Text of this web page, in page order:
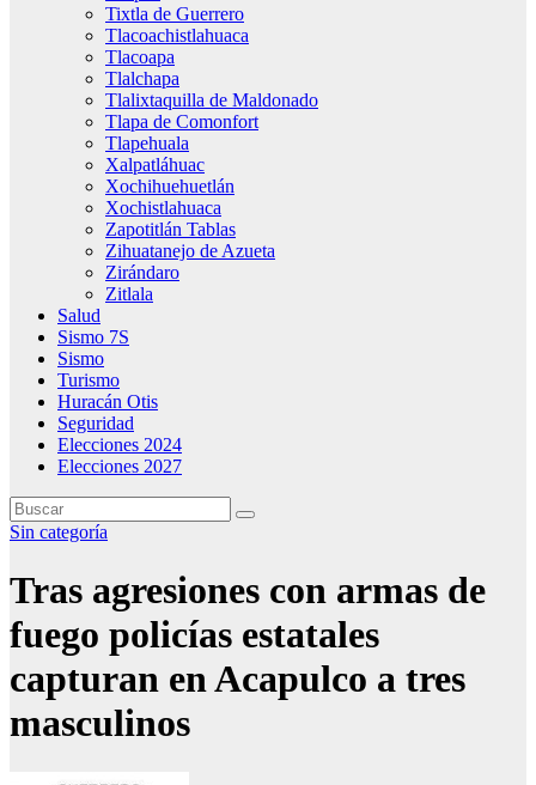
Tixtla de Guerrero
Tlacoachistlahuaca
Tlacoapa
Tlalchapa
Tlalixtaquilla de Maldonado
Tlapa de Comonfort
Tlapehuala
Xalpatláhuac
Xochihuehuetlán
Xochistlahuaca
Zapotitlán Tablas
Zihuatanejo de Azueta
Zirándaro
Zitlala
Salud
Sismo 7S
Sismo
Turismo
Huracán Otis
Seguridad
Elecciones 2024
Elecciones 2027
Sin categoría
Tras agresiones con armas de
fuego policías estatales
capturan en Acapulco a tres
masculinos